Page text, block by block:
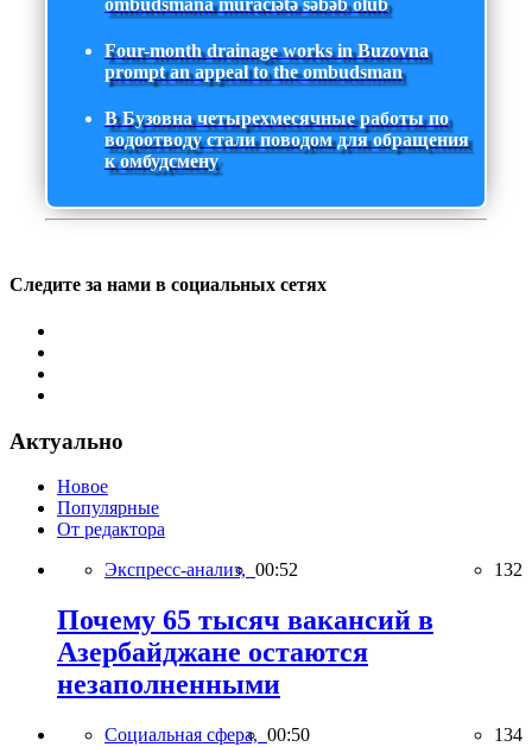
Four-month drainage works in Buzovna
prompt an appeal to the ombudsman
В Бузовна четырехмесячные работы по
водоотводу стали поводом для обращения
к омбудсмену
Следите за нами в социальных сетях
Актуально
Новое
Популярные
От редактора
Экспресс-анализ, 00:52 132
Почему 65 тысяч вакансий в
Азербайджане остаются
незаполненными
Социальная сфера, 00:50 134